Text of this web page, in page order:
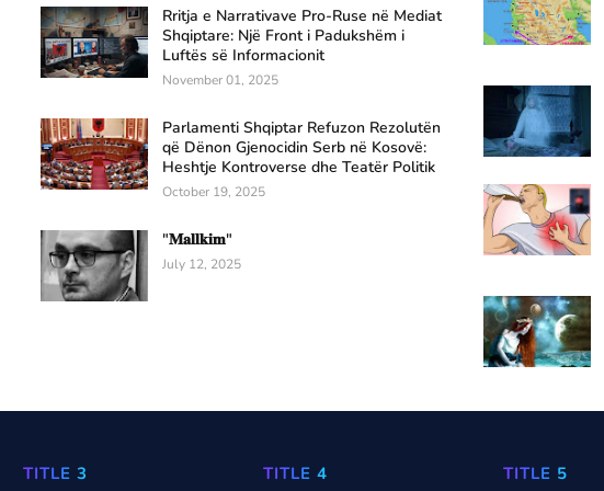
Rritja e Narrativave Pro-Ruse në Mediat
Shqiptare: Një Front i Padukshëm i
Luftës së Informacionit
November 01, 2025
Parlamenti Shqiptar Refuzon Rezolutën
që Dënon Gjenocidin Serb në Kosovë:
Heshtje Kontroverse dhe Teatër Politik
October 19, 2025
"𝐌𝐚𝐥𝐥𝐤𝐢𝐦"
July 12, 2025
TITLE 3 TITLE 4 TITLE 5